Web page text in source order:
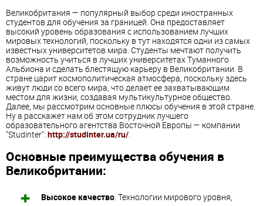
Великобритания — популярный выбор среди иностранных
студентов для обучения за границей. Она предоставляет
высокий уровень образования с использованием лучших
мировых технологий, поскольку в тут находятся одни из самых
известных университетов мира. Студенты мечтают получить
возможность учиться в лучших университетах Туманного
Альбиона и сделать блестящую карьеру в Великобритании. В
стране царит космополитическая атмосфера, поскольку здесь
живут люди со всего мира, что делает ее захватывающим
местом для жизни, создавая мультикультурное общество.
Далее, мы рассмотрим основные плюсы обучения в этой стране.
Ну а расскажет нам об этом сотрудник лучшего
образовательного агентства Восточной Европы — компании
"Studinter": http://studinter.ua/ru/.
Основные преимущества обучения в
Великобритании:
Высокое качество. Технологии мирового уровня,